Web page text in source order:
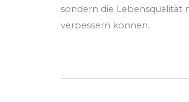
sondern die Lebensqualität
verbessern können.